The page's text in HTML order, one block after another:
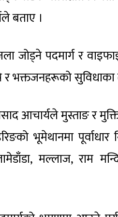
बताए ।
जोड्ने पदमार्ग र
भक्तजनहरूको
आचार्यले मुस्ताङ र
भूमेथानमा पूर्वाधार
मल्लाज, राम